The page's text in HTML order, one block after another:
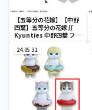
【五等分の花嫁】【中野
四葉】五等分の花嫁∬
Kyunties 中野四葉 フィ
24.05.31